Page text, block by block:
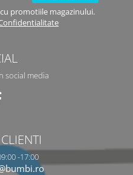
promotiile magazinului.
social media
-17:00